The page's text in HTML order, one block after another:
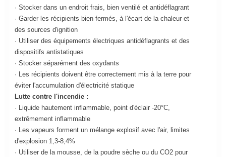
· Stocker dans un endroit frais, bien ventilé et antidéflagrant
· Garder les récipients bien fermés, à l'écart de la chaleur et
des sources d'ignition
· Utiliser des équipements électriques antidéflagrants et des
dispositifs antistatiques
· Stocker séparément des oxydants
· Les récipients doivent être correctement mis à la terre pour
éviter l'accumulation d'électricité statique
Lutte contre l'incendie :
· Liquide hautement inflammable, point d'éclair -20°C,
extrêmement inflammable
· Les vapeurs forment un mélange explosif avec l'air, limites
d'explosion 1,3-8,4%
· Utiliser de la mousse, de la poudre sèche ou du CO2 pour